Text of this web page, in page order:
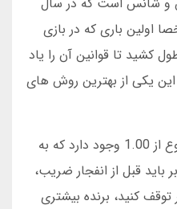
اولین باری که در بازی
کردم، 10 دقیقه طول کشید تا قوانین آن را یاد
این یکی از بهترین روش های
در بازی انفجار، یک ضریب شروع از 1.00 وجود دارد که به
باید قبل از انفجار ضریب،
کنید، برنده بیشتری